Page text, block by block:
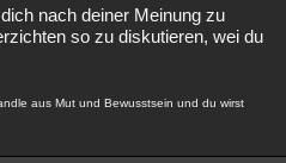
nach deiner Meinung zu
so zu diskutieren, wei du
aus Mut und Bewusstsein und du wirst